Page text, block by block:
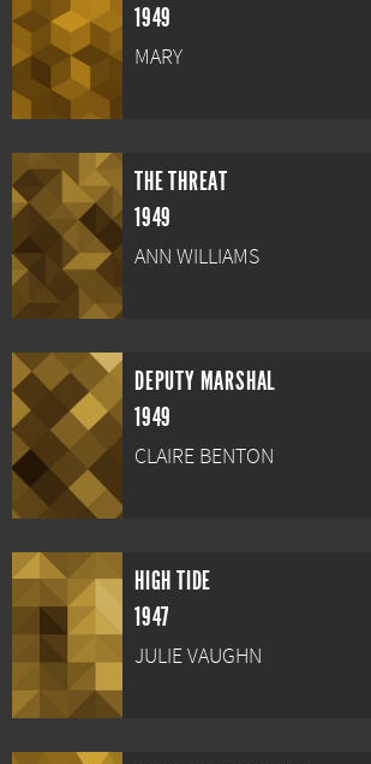
1949
MARY
THE THREAT
1949
ANN WILLIAMS
DEPUTY MARSHAL
1949
CLAIRE BENTON
HIGH TIDE
1947
JULIE VAUGHN